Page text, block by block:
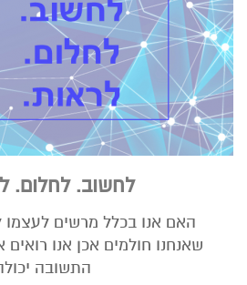
לחשוב. לחלום.
האם אנו בכלל מרשים
שאנחנו חולמים אכן אנו רואים
התשובה